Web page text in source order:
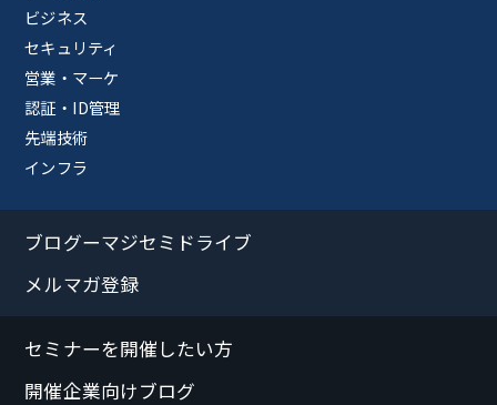
ビジネス
セキュリティ
営業・マーケ
認証・ID管理
先端技術
インフラ
ブログーマジセミドライブ
メルマガ登録
セミナーを開催したい方
開催企業向けブログ